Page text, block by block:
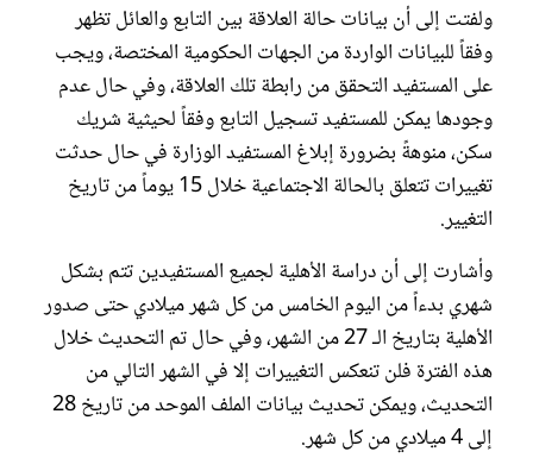
ولفتت إلى أن بيانات حالة العلاقة بين التابع والعائل تظهر
وفقاً للبيانات الواردة من الجهات الحكومية المختصة، ويجب
على المستفيد التحقق من رابطة تلك العلاقة، وفي حال عدم
وجودها يمكن للمستفيد تسجيل التابع وفقاً لحيثية شريك
سكن، منوهةً بضرورة إبلاغ المستفيد الوزارة في حال حدثت
تغييرات تتعلق بالحالة الاجتماعية خلال 15 يوماً من تاريخ
التغيير.
وأشارت إلى أن دراسة الأهلية لجميع المستفيدين تتم بشكل
شهري بدءاً من اليوم الخامس من كل شهر ميلادي حتى صدور
الأهلية بتاريخ الـ 27 من الشهر، وفي حال تم التحديث خلال
هذه الفترة فلن تنعكس التغييرات إلا في الشهر التالي من
التحديث، ويمكن تحديث بيانات الملف الموحد من تاريخ 28
إلى 4 ميلادي من كل شهر.